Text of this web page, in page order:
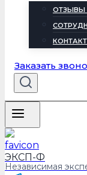
ОТЗЫВЫ
Заказать
ЭКСП-Ф
Независимая